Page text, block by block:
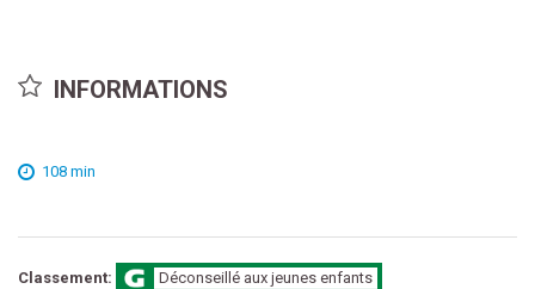
INFORMATIONS
108 min
Classement: Déconseillé aux jeunes enfants